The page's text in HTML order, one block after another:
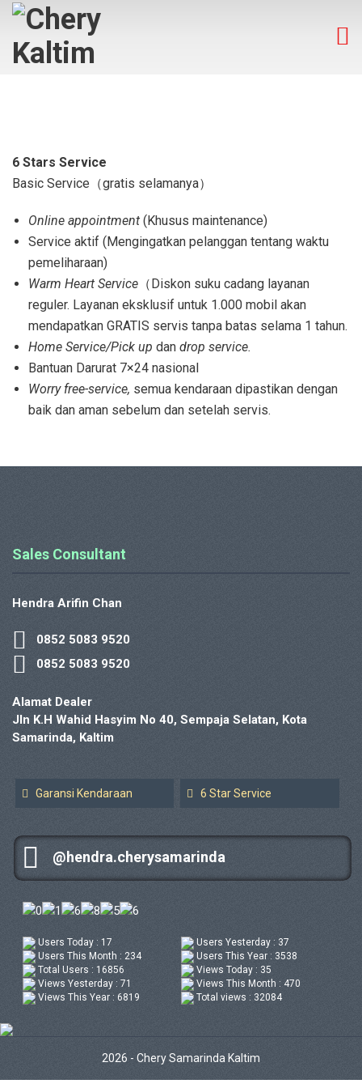
6 Stars Service
Basic Service（gratis selamanya）
Online appointment (Khusus maintenance)
Service aktif (Mengingatkan pelanggan tentang waktu
pemeliharaan)
Warm Heart Service （Diskon suku cadang layanan
reguler. Layanan eksklusif untuk 1.000 mobil akan
mendapatkan GRATIS servis tanpa batas selama 1 tahun.
Home Service/Pick up dan drop service.
Bantuan Darurat 7×24 nasional
Worry free-service, semua kendaraan dipastikan dengan
baik dan aman sebelum dan setelah servis.
Sales Consultant
Hendra Arifin Chan
0852 5083 9520
0852 5083 9520
Alamat Dealer
Jln K.H Wahid Hasyim No 40, Sempaja Selatan, Kota
Samarinda, Kaltim
Garansi Kendaraan 6 Star Service
@hendra.cherysamarinda
Users Today : 17
Users Yesterday : 37
Users This Month : 234
Users This Year : 3538
Total Users : 16856
Views Today : 35
Views Yesterday : 71
Views This Month : 470
Views This Year : 6819
Total views : 32084
2026 - Chery Samarinda Kaltim